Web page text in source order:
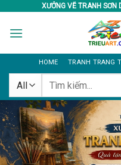
content
XƯỞNG VẼ TRANH SƠN
HOME TRANH TRANG
Tìm